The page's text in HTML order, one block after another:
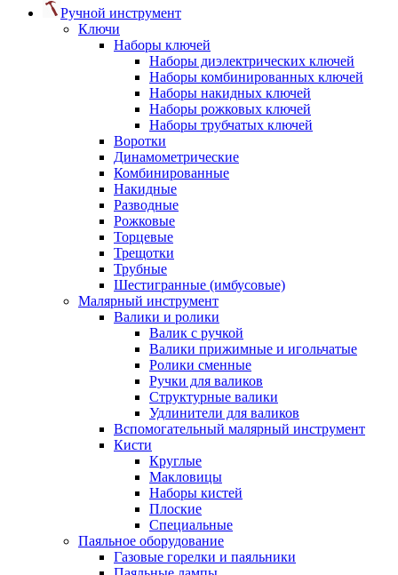
Ручной инструмент
Ключи
Наборы ключей
Наборы диэлектрических ключей
Наборы комбинированных ключей
Наборы накидных ключей
Наборы рожковых ключей
Наборы трубчатых ключей
Воротки
Динамометрические
Комбинированные
Накидные
Разводные
Рожковые
Торцевые
Трещотки
Трубные
Шестигранные (имбусовые)
Малярный инструмент
Валики и ролики
Валик с ручкой
Валики прижимные и игольчатые
Ролики сменные
Ручки для валиков
Структурные валики
Удлинители для валиков
Вспомогательный малярный инструмент
Кисти
Круглые
Макловицы
Наборы кистей
Плоские
Специальные
Паяльное оборудование
Газовые горелки и паяльники